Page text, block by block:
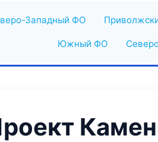
Западный ФО
Южный ФО